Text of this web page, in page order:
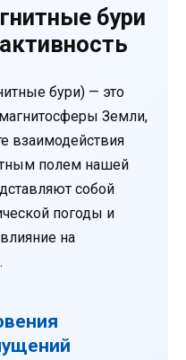
бури
бури) — это
Земли,
взаимодействия
полем нашей
собой
погоды и
на